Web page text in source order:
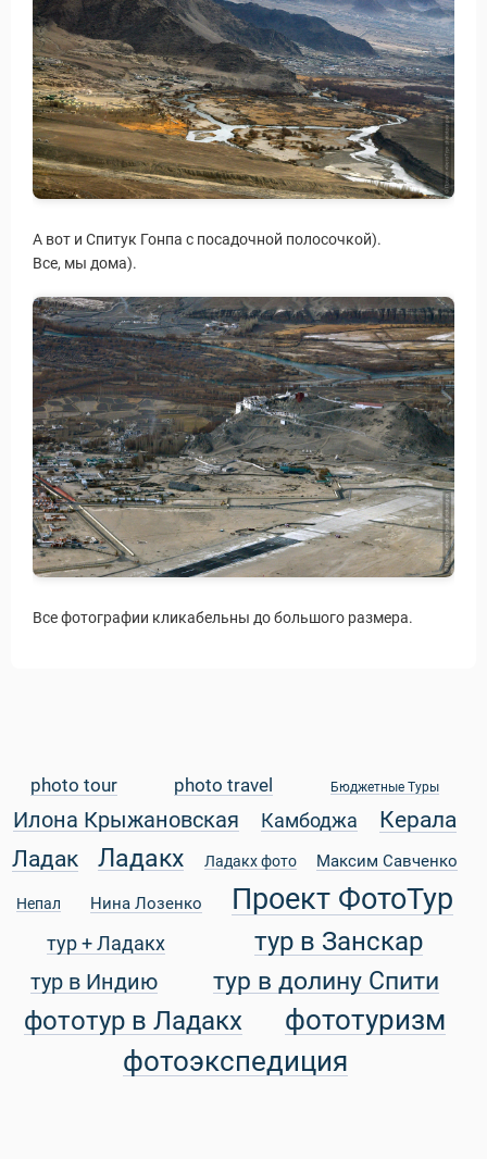
Путеводитель по
А вот и Спитук Гонпа с посадочной полосочкой).
Все, мы дома).
Все фотографии кликабельны до большого размера.
photo tour photo travel Бюджетные Туры
Илона Крыжановская Камбоджа
Керала
Ладак
Ладакх Ладакх фото Максим Савченко
Непал Нина Лозенко Проект ФотоТур
тур + Ладакх тур в Занскар
тур в Индию тур в долину Спити
фототур в Ладакх
фототуризм
фотоэкспедиция